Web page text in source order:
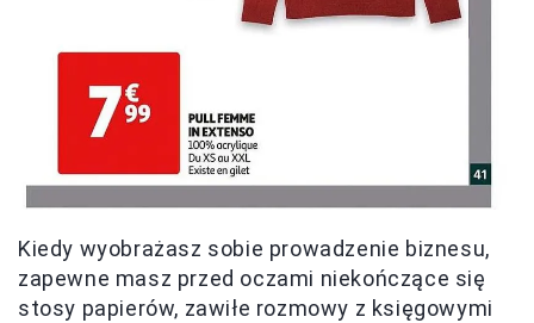
Kiedy wyobrażasz sobie prowadzenie biznesu,
zapewne masz przed oczami niekończące się
stosy papierów, zawiłe rozmowy z księgowymi